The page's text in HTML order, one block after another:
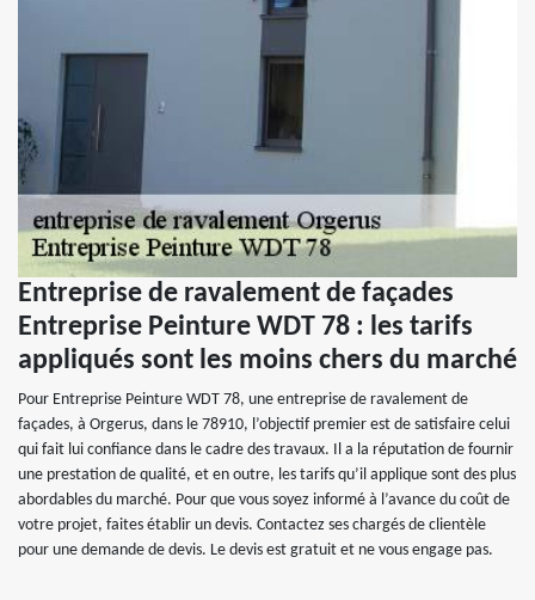
Entreprise de ravalement de façades
Entreprise Peinture WDT 78 : les tarifs
appliqués sont les moins chers du marché
Pour Entreprise Peinture WDT 78, une entreprise de ravalement de
façades, à Orgerus, dans le 78910, l’objectif premier est de satisfaire celui
qui fait lui confiance dans le cadre des travaux. Il a la réputation de fournir
une prestation de qualité, et en outre, les tarifs qu’il applique sont des plus
abordables du marché. Pour que vous soyez informé à l’avance du coût de
votre projet, faites établir un devis. Contactez ses chargés de clientèle
pour une demande de devis. Le devis est gratuit et ne vous engage pas.